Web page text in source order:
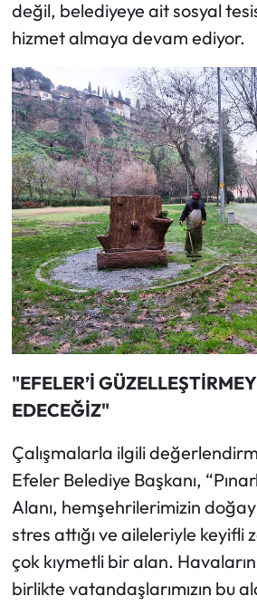
değil, belediyeye ait sosyal
hizmet almaya devam ediyor.
"EFELER’İ
EDECEĞİZ"
Çalışmalarla ilgili
Efeler Belediye Başkanı,
Alanı, hemşehrilerimizin
stres attığı ve aileleriyle keyifli
çok kıymetli bir alan. Havaların
birlikte vatandaşlarımızın bu